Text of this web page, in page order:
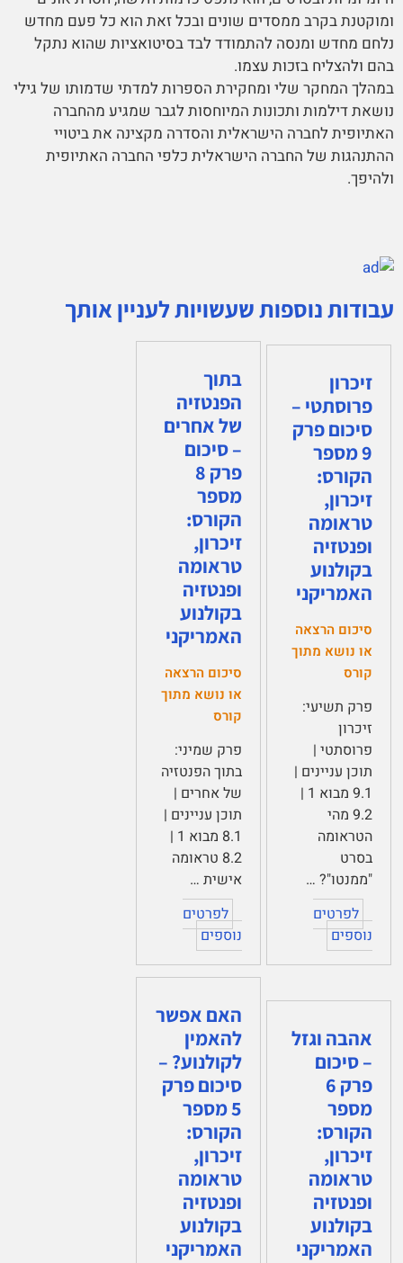
ומוקטנת בקרב ממסדים שונים ובכל זאת הוא כל פעם מחדש
נלחם מחדש ומנסה להתמודד לבד בסיטואציות שהוא נתקל
בהם ולהצליח בזכות עצמו.
במהלך המחקר שלי ומחקירת הספרות למדתי שדמותו של גילי
נושאת דילמות ותכונות המיוחסות לגבר שמגיע מהחברה
האתיופית לחברה הישראלית והסדרה מקצינה את ביטויי
ההתנהגות של החברה הישראלית כלפי החברה האתיופית
ולהיפך.
עבודות נוספות שעשויות לעניין אותך
זיכרון
פרוסתטי –
סיכום פרק
9 מספר
הקורס:
זיכרון,
טראומה
ופנטזיה
בקולנוע
האמריקני
סיכום הרצאה
או נושא מתוך
קורס
פרק תשיעי:
זיכרון
פרוסתטי |
תוכן עניינים |
9.1 מבוא 1 |
9.2 מהי
הטראומה
בסרט
"ממנטו"? …
לפרטים
נוספים
בתוך
הפנטזיה
של אחרים
– סיכום
פרק 8
מספר
הקורס:
זיכרון,
טראומה
ופנטזיה
בקולנוע
האמריקני
סיכום הרצאה
או נושא מתוך
קורס
פרק שמיני:
בתוך הפנטזיה
של אחרים |
תוכן עניינים |
8.1 מבוא 1 |
8.2 טראומה
אישית …
לפרטים
נוספים
אהבה וגזל
– סיכום
פרק 6
מספר
הקורס:
זיכרון,
טראומה
ופנטזיה
בקולנוע
האמריקני
האם אפשר
להאמין
לקולנוע? –
סיכום פרק
5 מספר
הקורס:
זיכרון,
טראומה
ופנטזיה
בקולנוע
האמריקני